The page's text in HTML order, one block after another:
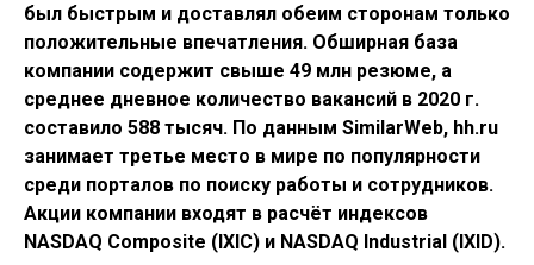
был быстрым и доставлял обеим сторонам только
положительные впечатления. Обширная база
компании содержит свыше 49 млн резюме, а
среднее дневное количество вакансий в 2020 г.
составило 588 тысяч. По данным SimilarWeb, hh.ru
занимает третье место в мире по популярности
среди порталов по поиску работы и сотрудников.
Акции компании входят в расчёт индексов
NASDAQ Composite (IXIC) и NASDAQ Industrial (IXID).